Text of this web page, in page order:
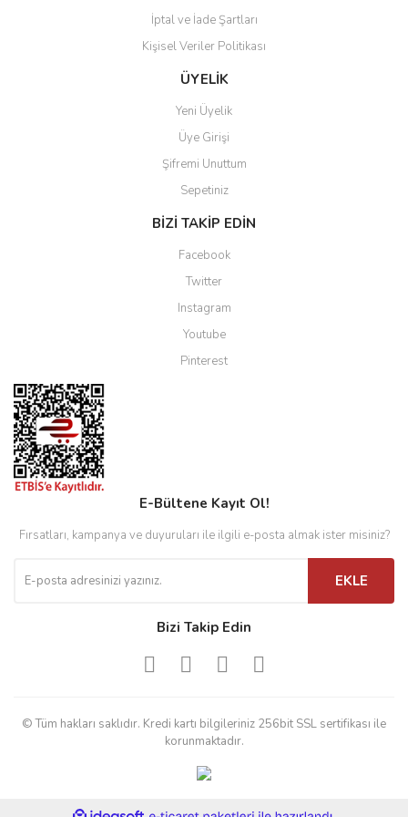
Gönder
İptal ve İade Şartları
Kişisel Veriler Politikası
ÜYELİK
Yeni Üyelik
Üye Girişi
Şifremi Unuttum
Sepetiniz
BİZİ TAKİP EDİN
Facebook
Twitter
Instagram
Youtube
Pinterest
E-Bültene Kayıt Ol!
Fırsatları, kampanya ve duyuruları ile ilgili e-posta almak ister misiniz?
EKLE
Bizi Takip Edin
© Tüm hakları saklıdır. Kredi kartı bilgileriniz 256bit SSL sertifikası ile
korunmaktadır.